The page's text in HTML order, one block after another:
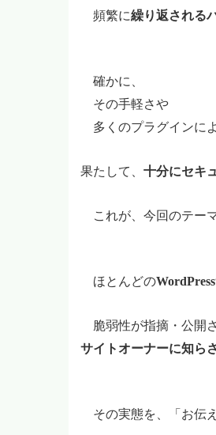
頻繁に繰り返される
確かに、
その手軽さや
多くのプラグインに
果たして、 十分にセキ
これが、今回のテーマ
ほとんどの
脆弱性が指摘・公開
サイトオーナーに知ら
その実態を、「お伝